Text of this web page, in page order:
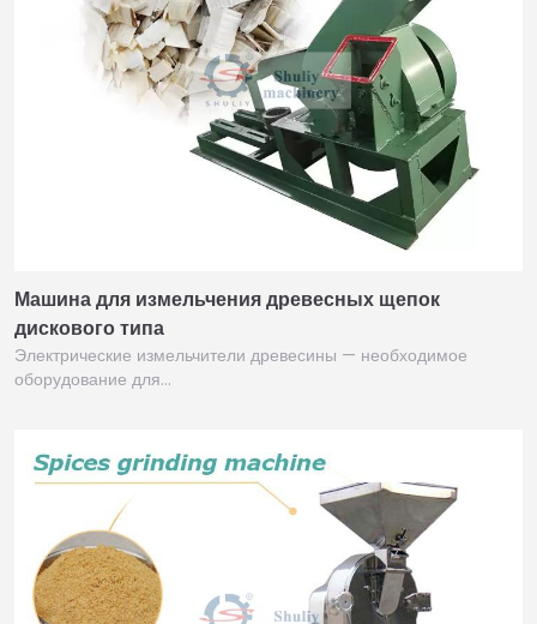
Машина для измельчения древесных щепок
дискового типа
Электрические измельчители древесины — необходимое
оборудование для…